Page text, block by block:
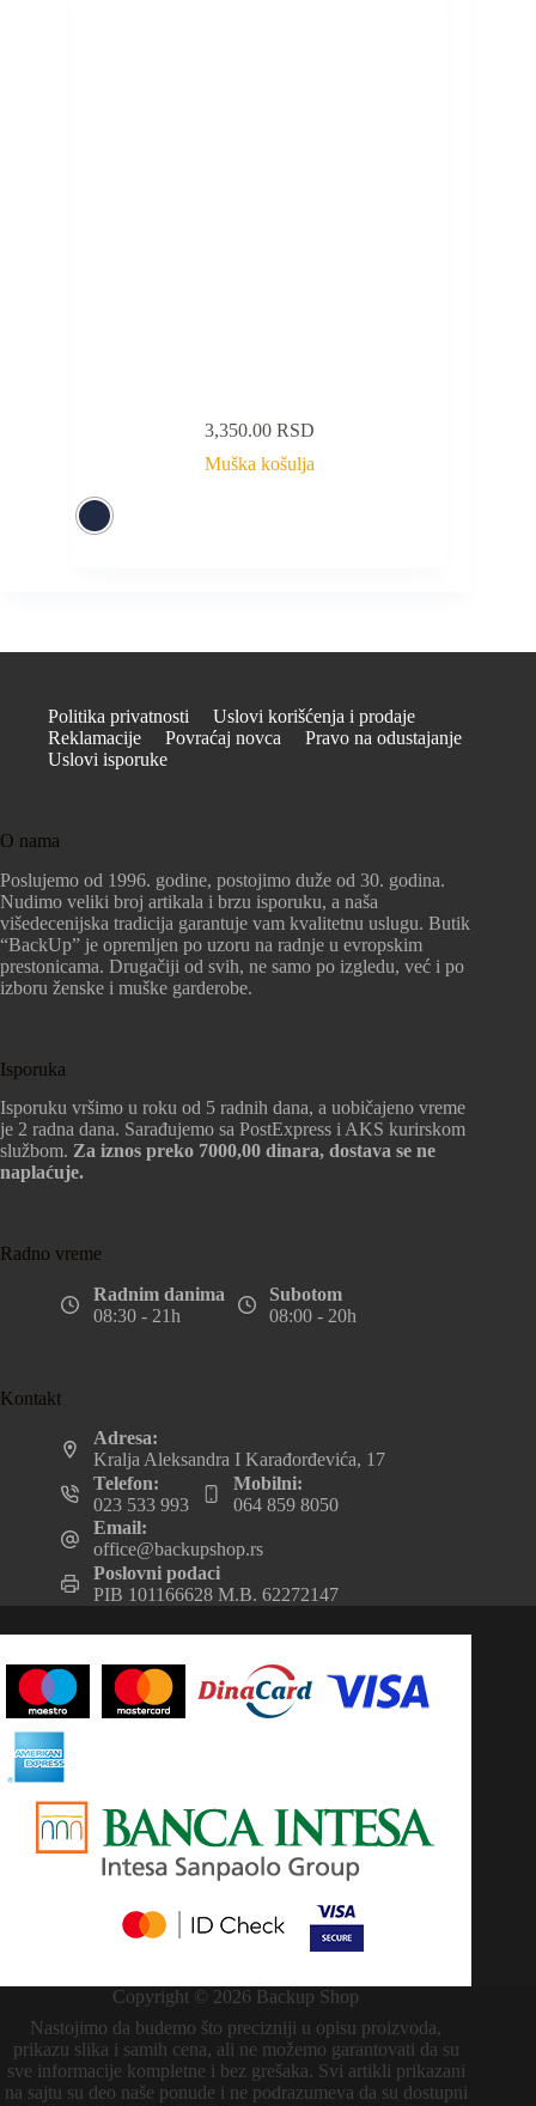
3,350.00RSD
Muška košulja
Politika privatnosti
Uslovi korišćenja i prodaje
Reklamacije
Povraćaj novca
Pravo na odustajanje
Uslovi isporuke
O nama
Poslujemo od 1996. godine, postojimo duže od 30. godina.
Nudimo veliki broj artikala i brzu isporuku, a naša
višedecenijska tradicija garantuje vam kvalitetnu uslugu. Butik
“BackUp” je opremljen po uzoru na radnje u evropskim
prestonicama. Drugačiji od svih, ne samo po izgledu, već i po
izboru ženske i muške garderobe.
Isporuka
Isporuku vršimo u roku od 5 radnih dana, a uobičajeno vreme
je 2 radna dana. Sarađujemo sa PostExpress i AKS kurirskom
službom. Za iznos preko 7000,00 dinara, dostava se ne
naplaćuje.
Radno vreme
Radnim danima
08:30 - 21h
Subotom
08:00 - 20h
Kontakt
Adresa:
Kralja Aleksandra I Karađorđevića, 17
Telefon:
023 533 993
Mobilni:
064 859 8050
Email:
office@backupshop.rs
Poslovni podaci
PIB 101166628 M.B. 62272147
Copyright © 2026 Backup Shop
Nastojimo da budemo što precizniji u opisu proizvoda,
prikazu slika i samih cena, ali ne možemo garantovati da su
sve informacije kompletne i bez grešaka. Svi artikli prikazani
na sajtu su deo naše ponude i ne podrazumeva da su dostupni